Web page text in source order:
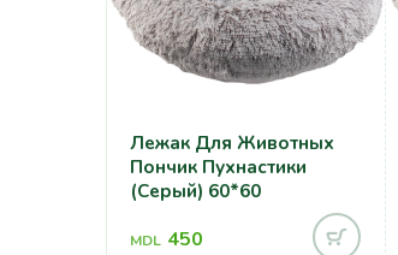
Лежак Для Животных
Пончик Пухнастики
(серый) 60*60
MDL 450